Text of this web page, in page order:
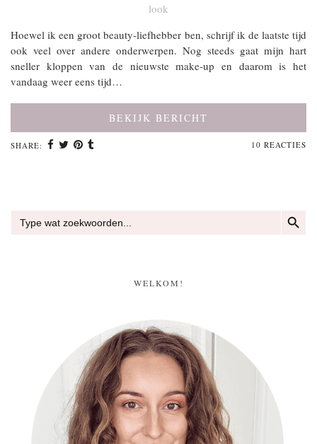
Hoewel ik een groot beauty-liefhebber ben, schrijf ik de laatste tijd
ook veel over andere onderwerpen. Nog steeds gaat mijn hart
sneller kloppen van de nieuwste make-up en daarom is het
vandaag weer eens tijd…
BEKIJK BERICHT
SHARE: 10 REACTIES
naar:
WELKOM!